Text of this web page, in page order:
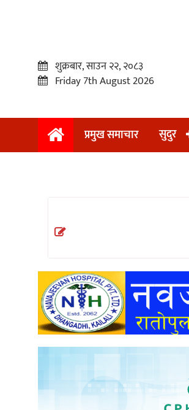
प्रमुख
अन्तराष्ट्रिय
अन्तर्वार्ता
खेलकुद
शुक्रबार, साउन २२, २०८३
Friday 7th August 2026
प्रमुख समाचार सुदुर